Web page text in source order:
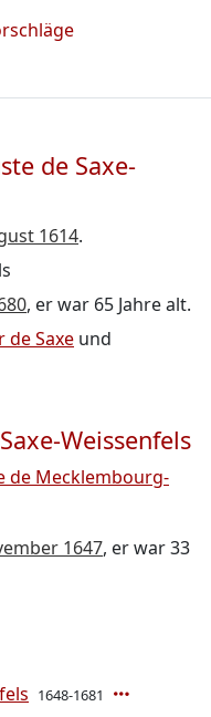
de Saxe-
1614.
, er war 65 Jahre alt.
de Saxe und
Weissenfels
de Mecklembourg-
1647, er war 33
1648-1681